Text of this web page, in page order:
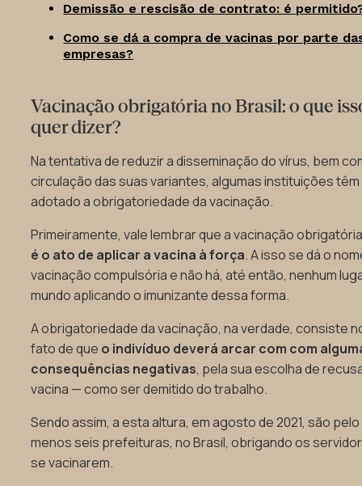
Demissão e rescisão de contrato: é
Como se dá a compra de vacinas por parte
empresas?
Vacinação obrigatória no Brasil: o que
quer dizer?
Na tentativa de reduzir a disseminação do vírus, bem
circulação das suas variantes, algumas instituições têm
adotado a obrigatoriedade da vacinação.
Primeiramente, vale lembrar que a vacinação
é o ato de aplicar a vacina à força. A isso se dá o
vacinação compulsória e não há, até então, nenhum
mundo aplicando o imunizante dessa forma.
A obrigatoriedade da vacinação, na verdade, consiste
fato de que o indivíduo deverá arcar com com
consequências negativas, pela sua escolha de
vacina — como ser demitido do trabalho.
Sendo assim, a esta altura, em agosto de 2021, são pelo
menos seis prefeituras, no Brasil, obrigando os
se vacinarem.